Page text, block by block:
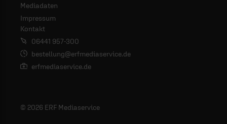
Mediadaten
Impressum
Kontakt
06441 957-300
bestellung@erfmediaservice.de
erfmediaservice.de
© 2026 ERF Mediaservice